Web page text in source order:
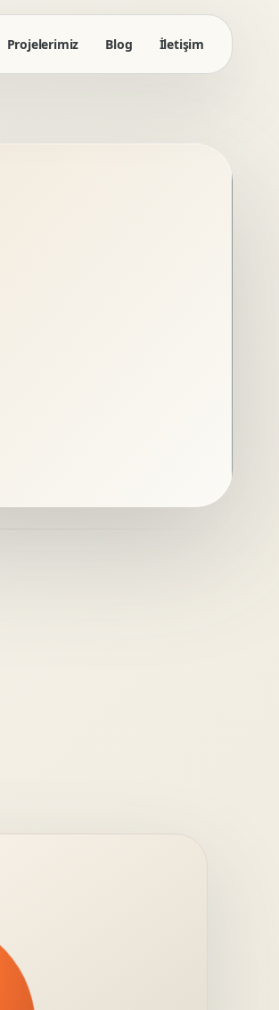
Projelerimiz Blog İletişim